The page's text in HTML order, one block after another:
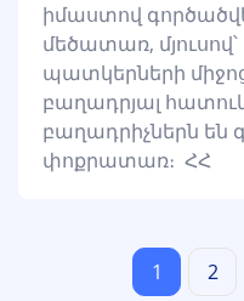
իմաստով
մեծատառ,
պատկերների
բաղադրյալ
բաղադրիչներն են
փոքրատառ։ ՀՀ
1 2